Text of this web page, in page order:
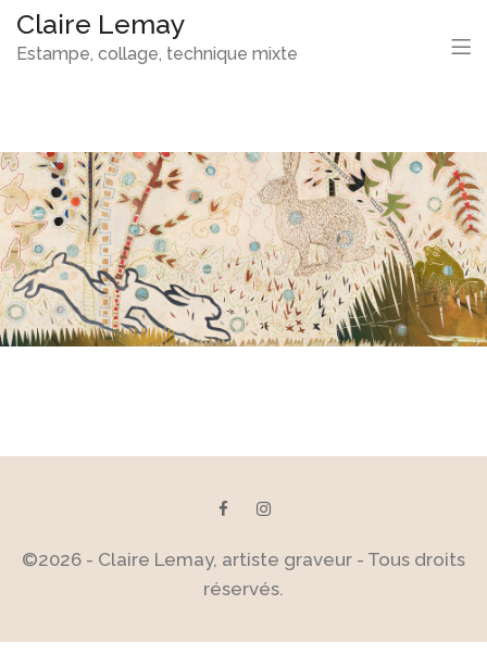
Claire Lemay
Estampe, collage, technique mixte
©2026 - Claire Lemay, artiste graveur - Tous droits
réservés.